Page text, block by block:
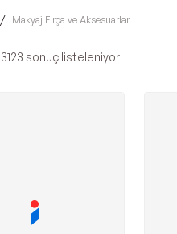
/ Makyaj Fırça ve Aksesuarlar
3123 sonuç listeleniyor